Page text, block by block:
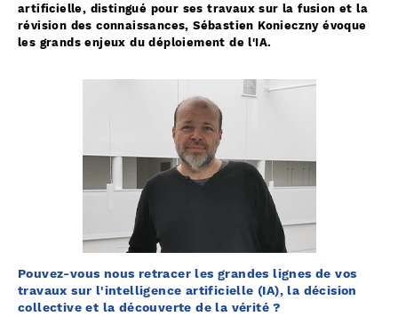
artificielle, distingué pour ses travaux sur la fusion et la
révision des connaissances, Sébastien Konieczny évoque
les grands enjeux du déploiement de l'IA.
Pouvez-vous nous retracer les grandes lignes de vos
travaux sur l'intelligence artificielle (IA), la décision
collective et la découverte de la vérité ?